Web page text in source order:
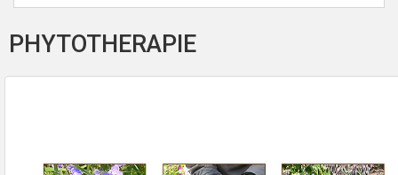
PHYTOTHERAPIE